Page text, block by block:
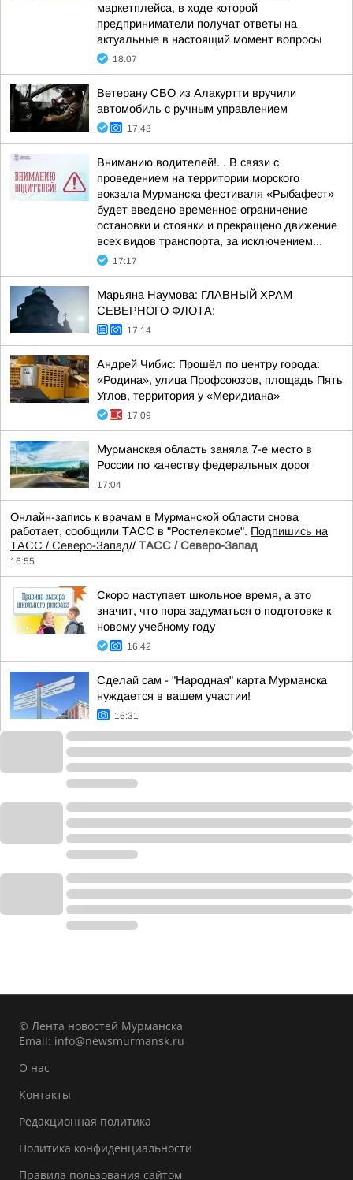
маркетплейса, в ходе которой
предприниматели получат ответы на
актуальные в настоящий момент вопросы
18:07
Ветерану СВО из Алакуртти вручили
автомобиль с ручным управлением
17:43
Вниманию водителей!. . В связи с
проведением на территории морского
вокзала Мурманска фестиваля «Рыбафест»
будет введено временное ограничение
остановки и стоянки и прекращено движение
всех видов транспорта, за исключением...
17:17
Марьяна Наумова: ГЛАВНЫЙ ХРАМ
СЕВЕРНОГО ФЛОТА:
17:14
Андрей Чибис: Прошёл по центру города:
«Родина», улица Профсоюзов, площадь Пять
Углов, территория у «Меридиана»
17:09
Мурманская область заняла 7-е место в
России по качеству федеральных дорог
17:04
Онлайн-запись к врачам в Мурманской области снова
работает, сообщили ТАСС в "Ростелекоме". Подпишись на
ТАСС / Северо-Запад// ТАСС / Северо-Запад
16:55
Скоро наступает школьное время, а это
значит, что пора задуматься о подготовке к
новому учебному году
16:42
Сделай сам - "Народная" карта Мурманска
нуждается в вашем участии!
16:31
© Лента новостей Мурманска
Email: info@newsmurmansk.ru
О нас
Контакты
Редакционная политика
Политика конфиденциальности
Правила пользования сайтом